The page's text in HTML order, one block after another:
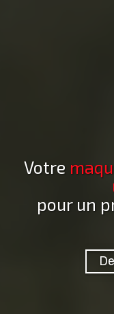
Votre
pour un